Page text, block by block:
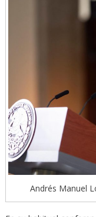
Andrés Manuel